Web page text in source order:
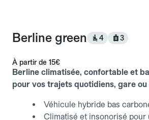
Berline green 4 3
À partir de 15€
Berline climatisée, confortable et
pour vos trajets quotidiens, gare
Véhicule hybride bas
Climatisé et insonorisé